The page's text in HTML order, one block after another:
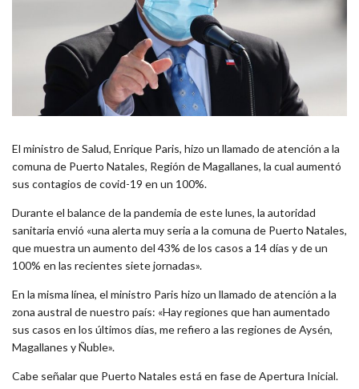
El ministro de Salud, Enrique Paris, hizo un llamado de atención a la
comuna de Puerto Natales, Región de Magallanes, la cual aumentó
sus contagios de covid-19 en un 100%.
Durante el balance de la pandemia de este lunes, la autoridad
sanitaria envió «una alerta muy seria a la comuna de Puerto Natales,
que muestra un aumento del 43% de los casos a 14 días y de un
100% en las recientes siete jornadas».
En la misma línea, el ministro Paris hizo un llamado de atención a la
zona austral de nuestro país: «Hay regiones que han aumentado
sus casos en los últimos días, me refiero a las regiones de Aysén,
Magallanes y Ñuble».
Cabe señalar que Puerto Natales está en fase de Apertura Inicial.